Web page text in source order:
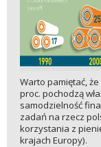
Warto pamiętać,
proc. pochodzą
samodzielność
zadań na rzecz
korzystania z
krajach Europy).